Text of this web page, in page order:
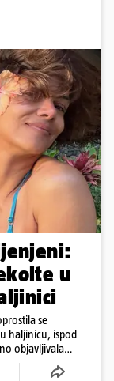
u
se
haljinicu, ispod
objavljivala